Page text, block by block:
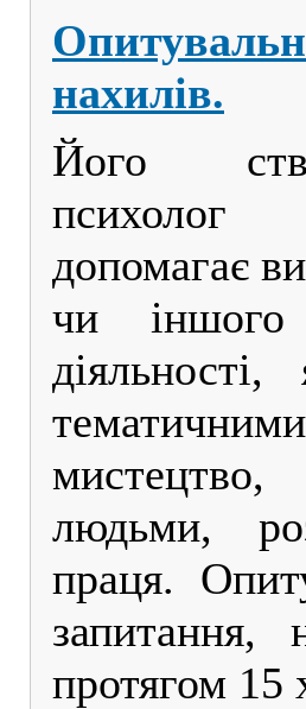
нахилів.
Його
допомагає
чи іншого
людьми,
праця.
запитання,
протягом 15